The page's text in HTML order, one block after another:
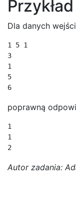
Przykład
Dla danych
1 5 1
3
1
5
poprawną
1
1
Autor zadania: